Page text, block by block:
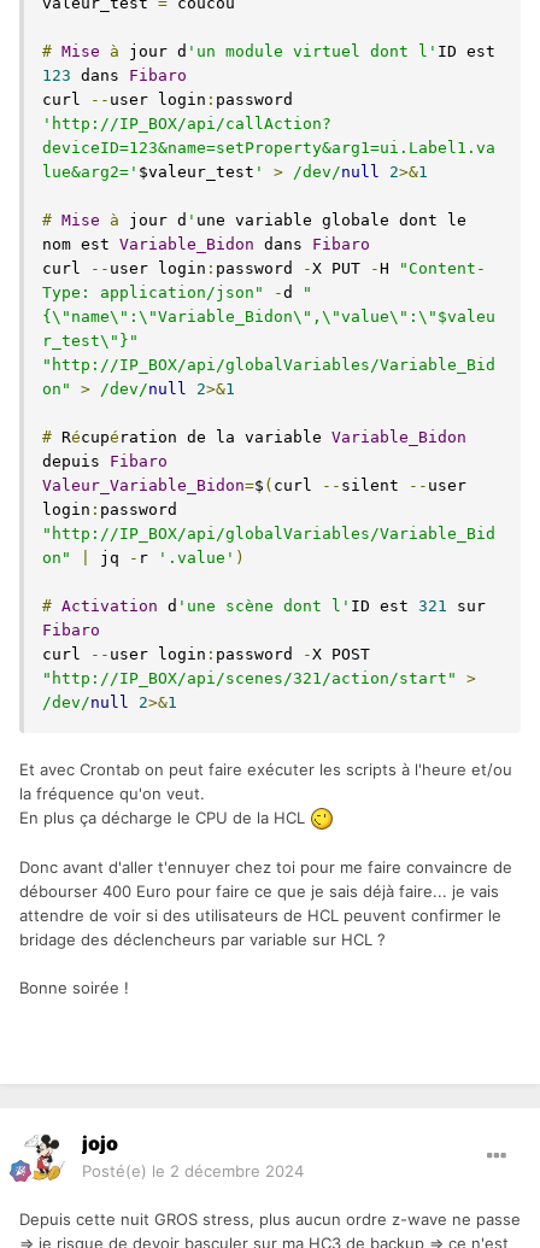
# Mise à jour d 'un module virtuel dont l'
123 dans Fibaro
curl
-- user login :
'http://IP_BOX/api/callAction?
deviceID=123&name=setProperty&arg1=ui.Label1.va
lue&arg2=' $valeur_test ' > /dev/null 2>&1
# Mise à jour d ' une variable globale dont le
nom est Variable_Bidon dans Fibaro
curl
-- user login : password -X PUT -H
"Content-
Type: application/json"
-d
"
{\"name\":\"Variable_Bidon\",\"value\":\"$valeu
r_test\"}"
"http://IP_BOX/api/globalVariables/Variable_Bid
on"
> /dev/null 2>&1
# Récupé ration de la variable Variable_Bidon
depuis Fibaro
Valeur_Variable_Bidon=$ ( curl -- silent -- user
login :
"http://IP_BOX/api/globalVariables/Variable_Bid
on"
jq - r '.value' )
# Activation d 'une scène dont l' ID est 321
Fibaro
curl
-- user login : password -
"http://IP_BOX/api/scenes/321/action/start"
>
/dev/null 2>&1
Et avec Crontab on peut faire exécuter les scripts à l'heure et/ou
la fréquence qu'on veut.
En plus ça décharge le CPU de la HCL
Donc avant d'aller t'ennuyer chez toi pour me faire convaincre de
débourser 400 Euro pour faire ce que je sais déjà faire... je vais
attendre de voir si des utilisateurs de HCL peuvent confirmer le
bridage des déclencheurs par variable sur HCL ?
Bonne soirée !
jojo
Posté(e) le 2 décembre 2024
Depuis cette nuit GROS stress, plus aucun ordre z-wave ne passe
=> je risque de devoir basculer sur ma HC3 de backup => ce n'est